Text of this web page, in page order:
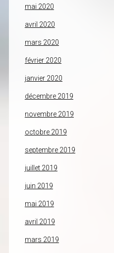
mai 2020
avril 2020
mars 2020
février 2020
janvier 2020
décembre 2019
novembre 2019
octobre 2019
septembre 2019
juillet 2019
juin 2019
mai 2019
avril 2019
mars 2019